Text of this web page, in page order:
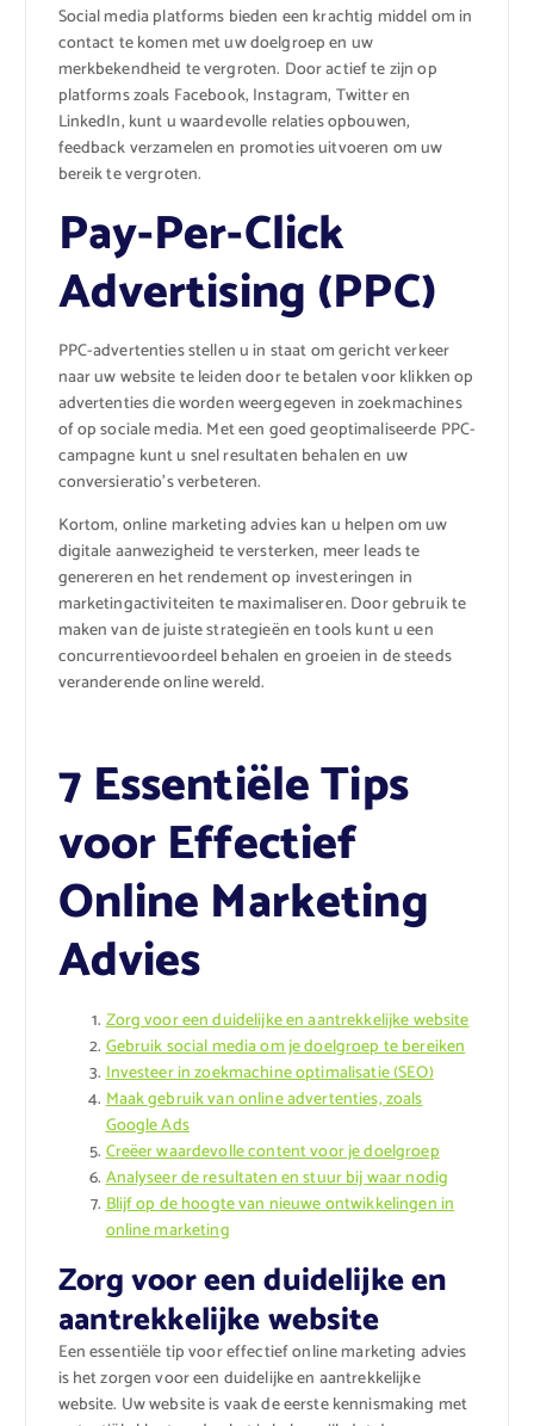
Social media platforms bieden een krachtig middel om in
contact te komen met uw doelgroep en uw
merkbekendheid te vergroten. Door actief te zijn op
platforms zoals Facebook, Instagram, Twitter en
LinkedIn, kunt u waardevolle relaties opbouwen,
feedback verzamelen en promoties uitvoeren om uw
bereik te vergroten.
Pay-Per-Click
Advertising (PPC)
PPC-advertenties stellen u in staat om gericht verkeer
naar uw website te leiden door te betalen voor klikken op
advertenties die worden weergegeven in zoekmachines
of op sociale media. Met een goed geoptimaliseerde PPC-
campagne kunt u snel resultaten behalen en uw
conversieratio’s verbeteren.
Kortom, online marketing advies kan u helpen om uw
digitale aanwezigheid te versterken, meer leads te
genereren en het rendement op investeringen in
marketingactiviteiten te maximaliseren. Door gebruik te
maken van de juiste strategieën en tools kunt u een
concurrentievoordeel behalen en groeien in de steeds
veranderende online wereld.
7 Essentiële Tips
voor Effectief
Online Marketing
Advies
Zorg voor een duidelijke en aantrekkelijke website
Gebruik social media om je doelgroep te bereiken
Investeer in zoekmachine optimalisatie (SEO)
Maak gebruik van online advertenties, zoals
Google Ads
Creëer waardevolle content voor je doelgroep
Analyseer de resultaten en stuur bij waar nodig
Blijf op de hoogte van nieuwe ontwikkelingen in
online marketing
Zorg voor een duidelijke en
aantrekkelijke website
Een essentiële tip voor effectief online marketing advies
is het zorgen voor een duidelijke en aantrekkelijke
website. Uw website is vaak de eerste kennismaking met